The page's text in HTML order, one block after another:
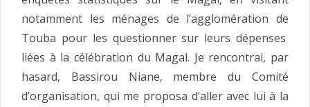
notamment les ménages de l’agglomération de
Touba pour les questionner sur leurs dépenses
liées à la célébration du Magal. Je rencontrai, par
hasard, Bassirou Niane, membre du Comité
d’organisation, qui me proposa d’aller avec lui à la